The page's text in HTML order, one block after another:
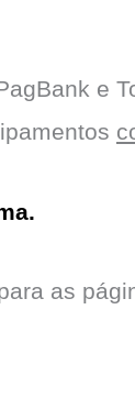
e
as